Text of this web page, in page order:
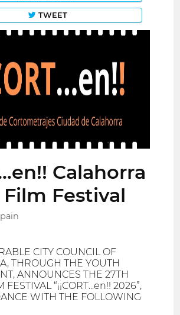
TWEET
Calahorra
Festival
CITY COUNCIL OF
THROUGH THE YOUTH
ANNOUNCES THE 27TH
FESTIVAL “¡¡CORT...en!! 2026”,
WITH THE FOLLOWING